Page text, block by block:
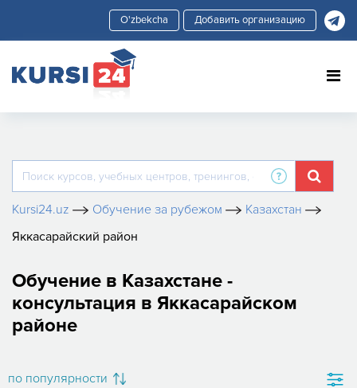
Добавить организацию
Kursi24.uz Обучение за рубежом
Казахстан
Яккасарайский район
Обучение в Казахстане -
консультация в Яккасарайском
районе
по популярности